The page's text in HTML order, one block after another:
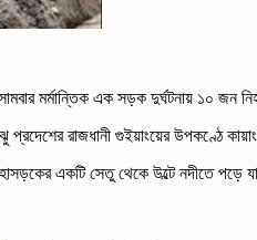
সোমবার মর্মান্তিক এক সড়ক দুর্ঘটনায় ১০
প্রদেশের রাজধানী গুইয়াংয়ের উপকণ্ঠে
একটি সেতু থেকে উল্টে নদীতে